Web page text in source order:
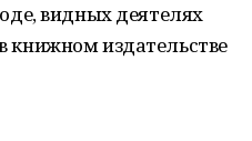
видных деятелях
издательстве